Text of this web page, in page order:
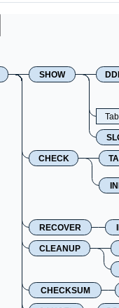
SHOW
CHECK
RECOVER
CLEANUP
CHECKSUM